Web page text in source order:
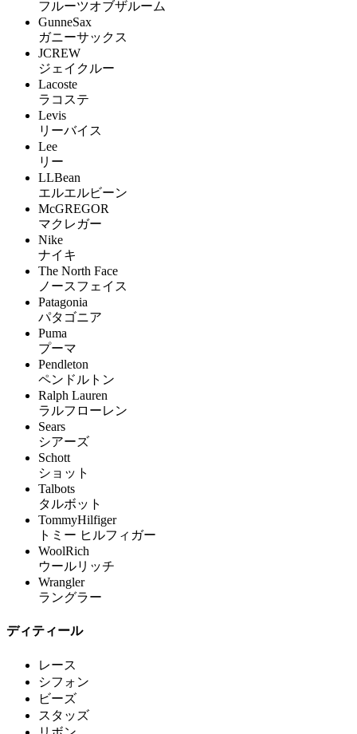
フルーツオブザルーム
GunneSax
ガニーサックス
JCREW
ジェイクルー
Lacoste
ラコステ
Levis
リーバイス
Lee
リー
LLBean
エルエルビーン
McGREGOR
マクレガー
Nike
ナイキ
The North Face
ノースフェイス
Patagonia
パタゴニア
Puma
プーマ
Pendleton
ペンドルトン
Ralph Lauren
ラルフローレン
Sears
シアーズ
Schott
ショット
Talbots
タルボット
TommyHilfiger
トミー ヒルフィガー
WoolRich
ウールリッチ
Wrangler
ラングラー
ディティール
レース
シフォン
ビーズ
スタッズ